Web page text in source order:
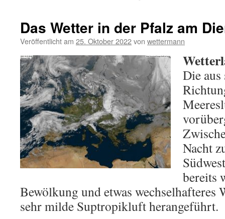
Das Wetter in der Pfalz am
Veröffentlicht am 25. Oktober 2022von wettermann
Die
Nacht
bereits
Bewölkung und etwas wechselhafteres
sehr milde Suptropikluft herangeführt.